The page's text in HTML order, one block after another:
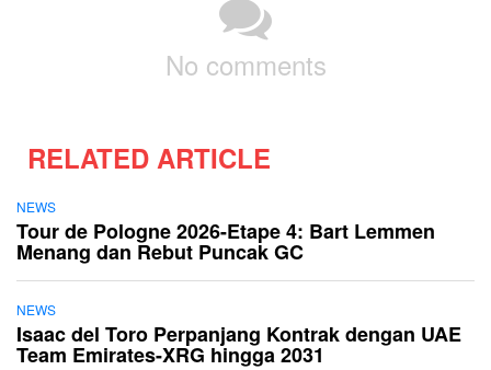
No comments
RELATED ARTICLE
NEWS
Tour de Pologne 2026-Etape 4: Bart Lemmen
Menang dan Rebut Puncak GC
NEWS
Isaac del Toro Perpanjang Kontrak dengan UAE
Team Emirates-XRG hingga 2031